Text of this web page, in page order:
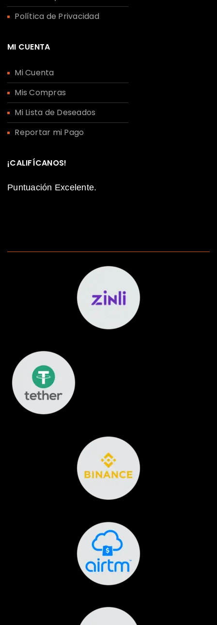
Política de Privacidad
MI CUENTA
Mi Cuenta
Mis Compras
Mi Lista de Deseados
Reportar mi Pago
¡CALIFÍCANOS!
Puntuación Excelente.